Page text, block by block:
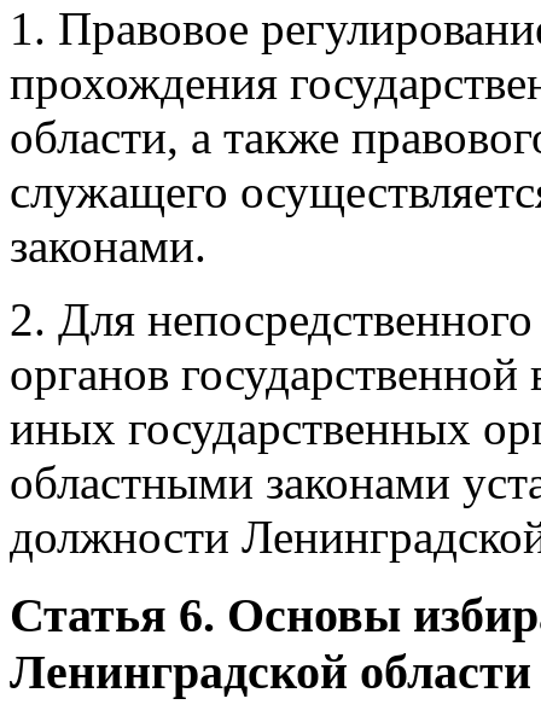
1. Правовое
прохождения
области, а также
служащего
законами.
2. Для
органов
иных государственных
областными законами
должности
Статья 6. Основы
Ленинградской области